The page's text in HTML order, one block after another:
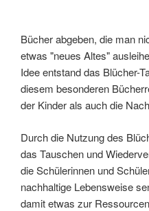
Bücher abgeben, die man
etwas "neues Altes"
Idee entstand das Blücher-
diesem besonderen
der Kinder als auch die
Durch die Nutzung des
das Tauschen und
die Schülerinnen und
nachhaltige Lebensweise
damit etwas zur